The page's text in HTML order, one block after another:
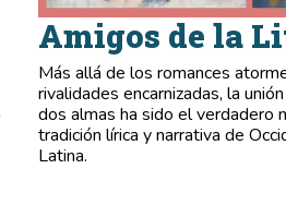
Amigos de la
Más allá de los romances
rivalidades encarnizadas, la
dos almas ha sido el verdadero
tradición lírica y narrativa de
Latina.